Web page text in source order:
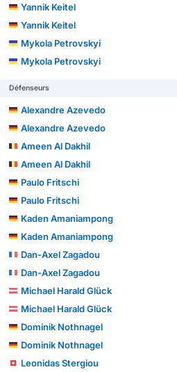
Yannik Keitel
Yannik Keitel
Mykola Petrovskyi
Mykola Petrovskyi
Défenseurs
Alexandre Azevedo
Alexandre Azevedo
Ameen Al Dakhil
Ameen Al Dakhil
Paulo Fritschi
Paulo Fritschi
Kaden Amaniampong
Kaden Amaniampong
Dan-Axel Zagadou
Dan-Axel Zagadou
Michael Harald Glück
Michael Harald Glück
Dominik Nothnagel
Dominik Nothnagel
Leonidas Stergiou